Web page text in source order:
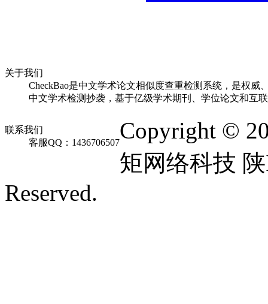
关于我们
CheckBao是中文学术论文相似度查重检测系统，是权
中文学术检测抄袭，基于亿级学术期刊、学位论文和互
联系我们
客服QQ：1436706507Copyright ©
矩网络科技
Reserved.